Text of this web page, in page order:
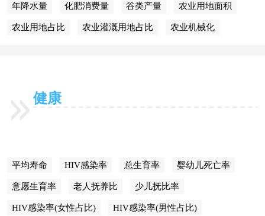
年降水量 化肥消费量 谷类产量 农业用地面积
农业用地占比 农业灌溉用地占比 农业机械化
健康
平均寿命 HIV感染率 总生育率 婴幼儿死亡率
意愿生育率 老人抚养比 少儿抚比率
HIV感染率(女性占比) HIV感染率(男性占比)